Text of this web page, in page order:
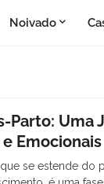
Noivado
Parto: Uma
Emocionais
se estende do